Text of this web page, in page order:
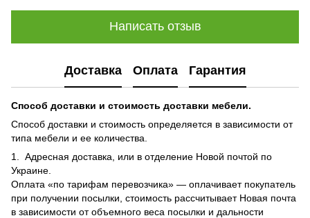
Написать отзыв
Доставка Оплата Гарантия
Способ доставки и стоимость доставки мебели.
Способ доставки и стоимость определяется в зависимости от
типа мебели и ее количества.
1. Адресная доставка, или в отделение Новой почтой по
Украине.
Оплата «по тарифам перевозчика» — оплачивает покупатель
при получении посылки, стоимость рассчитывает Новая почта
в зависимости от объемного веса посылки и дальности